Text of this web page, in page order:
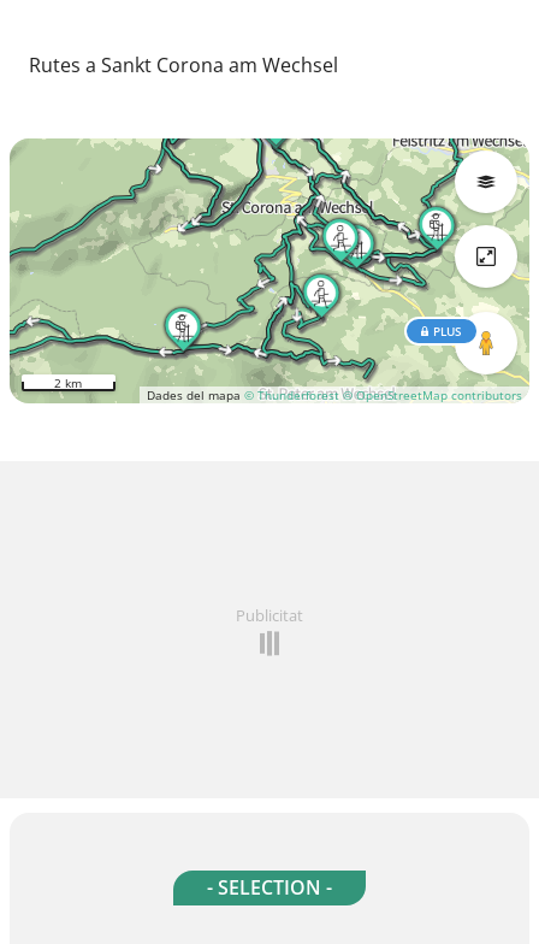
Rutes a Sankt Corona am Wechsel
Dades del mapa © Thunderforest © OpenStreetMap contributors
PLUS
2 km
Publicitat
- SELECTION -